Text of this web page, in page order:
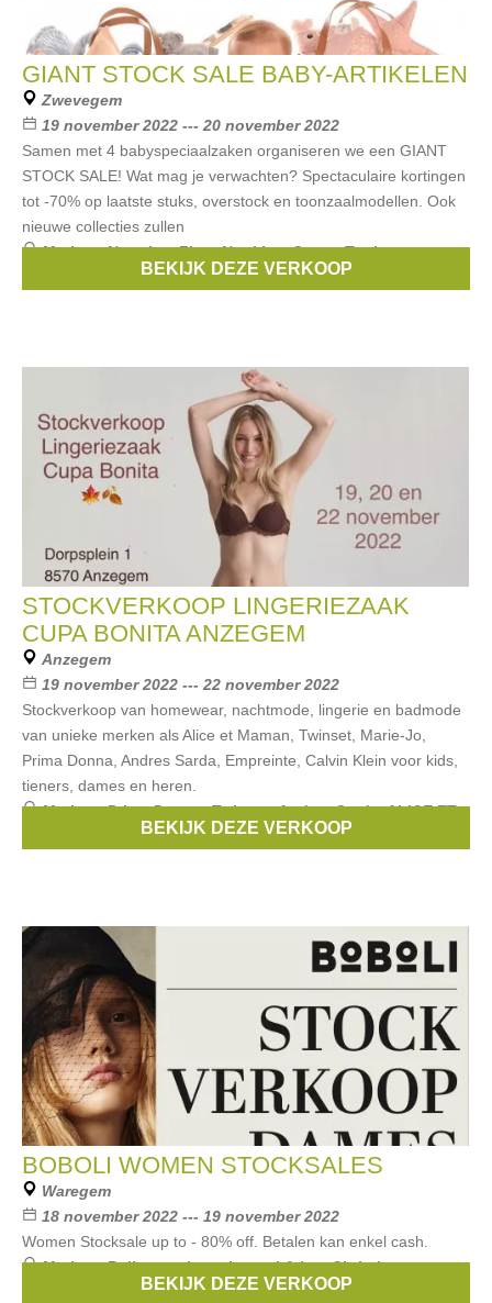
GIANT STOCK SALE BABY-ARTIKELEN
Zwevegem
19 november 2022 --- 20 november 2022
Samen met 4 babyspeciaalzaken organiseren we een GIANT
STOCK SALE! Wat mag je verwachten? Spectaculaire kortingen
tot -70% op laatste stuks, overstock en toonzaalmodellen. Ook
nieuwe collecties zullen
Merken:Noppies,First,Noukies,Gymp,Tartine et
BEKIJK DEZE VERKOOP
STOCKVERKOOP LINGERIEZAAK
CUPA BONITA ANZEGEM
Anzegem
19 november 2022 --- 22 november 2022
Stockverkoop van homewear, nachtmode, lingerie en badmode
van unieke merken als Alice et Maman, Twinset, Marie-Jo,
Prima Donna, Andres Sarda, Empreinte, Calvin Klein voor kids,
tieners, dames en heren.
Merken:Prima Donna,Twinset,Andres Sarda,ALICE ET
Marie-Jo, ...
BEKIJK DEZE VERKOOP
BOBOLI WOMEN STOCKSALES
Waregem
18 november 2022 --- 19 november 2022
Women Stocksale up to - 80% off. Betalen kan enkel cash.
Merken:Bellerose,joseph,paul & joe,Christian
MASSCOB, ...
BEKIJK DEZE VERKOOP